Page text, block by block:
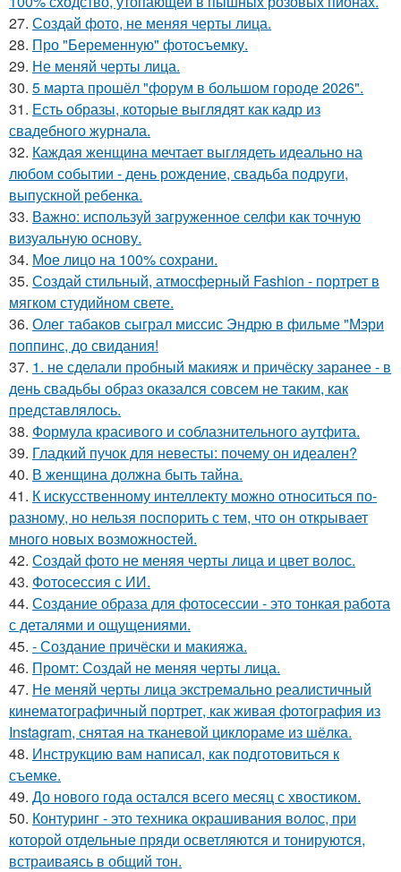
27. Создай фото, не меняя черты лица.
28. Про "Беременную" фотосъемку.
29. Не меняй черты лица.
30. 5 марта прошёл "форум в большом городе 2026".
31. Есть образы, которые выглядят как кадр из
свадебного журнала.
32. Каждая женщина мечтает выглядеть идеально на
любом событии - день рождение, свадьба подруги,
выпускной ребенка.
33. Важно: используй загруженное селфи как точную
визуальную основу.
34. Мое лицо на 100% сохрани.
35. Создай стильный, атмосферный Fashion - портрет в
мягком студийном свете.
36. Олег табаков сыграл миссис Эндрю в фильме "Мэри
поппинс, до свидания!
37. 1. не сделали пробный макияж и причёску заранее - в
день свадьбы образ оказался совсем не таким, как
представлялось.
38. Формула красивого и соблазнительного аутфита.
39. Гладкий пучок для невесты: почему он идеален?
40. В женщина должна быть тайна.
41. К искусственному интеллекту можно относиться по-
разному, но нельзя поспорить с тем, что он открывает
много новых возможностей.
42. Создай фото не меняя черты лица и цвет волос.
43. Фотосессия с ИИ.
44. Создание образа для фотосессии - это тонкая работа
с деталями и ощущениями.
45. - Создание причёски и макияжа.
46. Промт: Создай не меняя черты лица.
47. Не меняй черты лица экстремально реалистичный
кинематографичный портрет, как живая фотография из
Instagram, снятая на тканевой циклораме из шёлка.
48. Инструкцию вам написал, как подготовиться к
съемке.
49. До нового года остался всего месяц с хвостиком.
50. Контуринг - это техника окрашивания волос, при
которой отдельные пряди осветляются и тонируются,
встраиваясь в общий тон.